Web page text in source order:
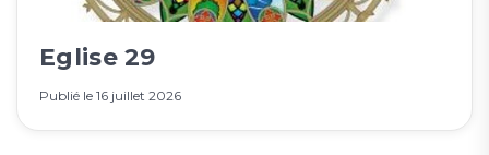
Eglise 29
Publié le 16 juillet 2026